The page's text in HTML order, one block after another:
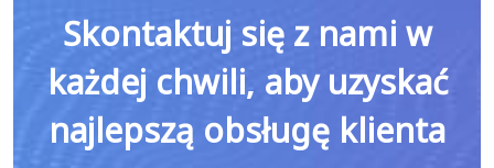
Skontaktuj się z nami w
każdej chwili, aby uzyskać
najlepszą obsługę klienta